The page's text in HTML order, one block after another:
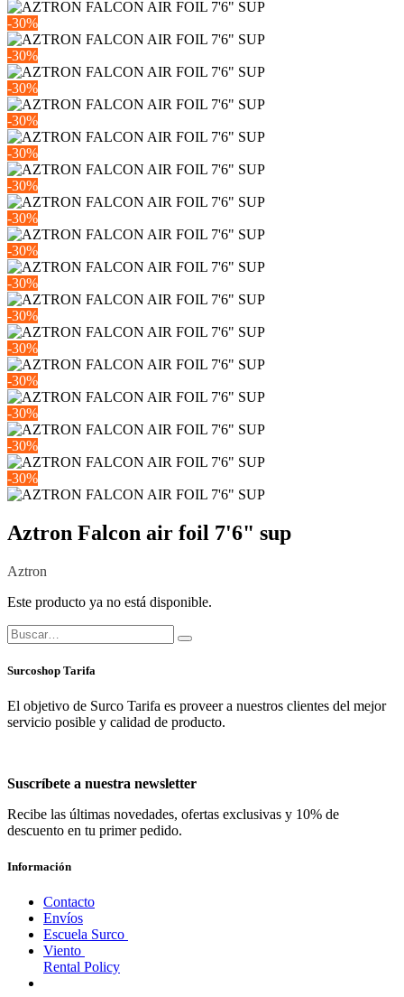
-30%
-30%
-30%
-30%
-30%
-30%
-30%
-30%
-30%
-30%
-30%
-30%
-30%
-30%
-30%
Aztron Falcon air foil 7'6" sup
Aztron
Este producto ya no está disponible.
Surcoshop Tarifa
El objetivo de Surco Tarifa es proveer a nuestros clientes del mejor
servicio posible y calidad de producto.
Suscríbete a nuestra newsletter
Recibe las últimas novedades, ofertas exclusivas y 10% de
descuento en tu primer pedido.
Información
Contacto
Envíos
Escuela Surco
Viento
Rental Policy